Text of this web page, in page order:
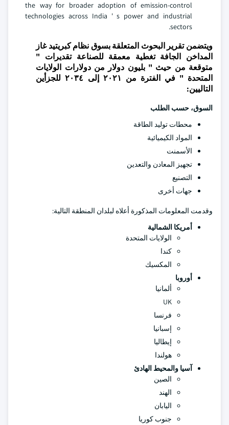
the way for broader adoption of emission-control
technologies across India ' s power and industrial
sectors.
ويتضمن تقرير البحوث المتعلقة بسوق نظام كبريتيد غاز
المداخن الجافة تغطية معمقة للصناعة تقديرات "
متوقعة من حيث " بليون دولار من دولارات الولايات
المتحدة " في الفترة من ٢٠٢١ إلى ٢٠٣٤ للجزأين
التاليين:
السوق، حسب الطلب
محطات توليد الطاقة
المواد الكيميائية
الأسمنت
تجهيز المعادن والتعدين
التصنيع
جهات أخرى
وقدمت المعلومات المذكورة أعلاه لبلدان المنطقة التالية:
أمريكا الشمالية
الولايات المتحدة
كندا
المكسيك
أوروبا
ألمانيا
UK
فرنسا
إسبانيا
إيطاليا
هولندا
آسيا والمحيط الهادئ
الصين
الهند
اليابان
جنوب كوريا